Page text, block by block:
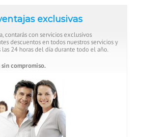
exclusivas
contarás con servicios exclusivos
descuentos en todos nuestros servicios y
las 24 horas del día durante todo el año.
compromiso.